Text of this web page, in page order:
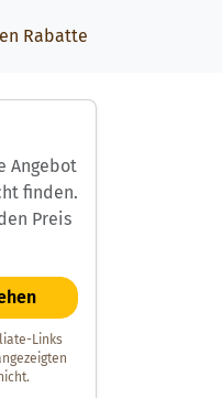
Rabatte
Angebot
finden.
Preis
Links